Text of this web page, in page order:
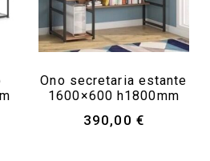
Ono secretaria estante
1600×600 h1800mm
390,00 €